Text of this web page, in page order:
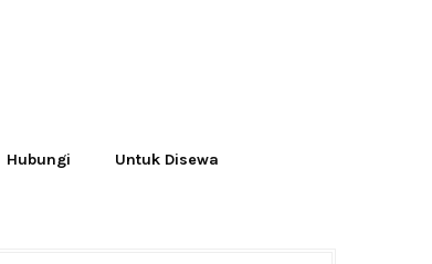
Hubungi Untuk Disewa